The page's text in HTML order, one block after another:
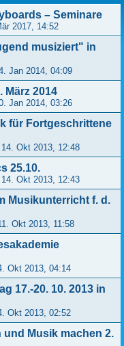
– Seminare
2017, 14:52
musiziert" in
Jan 2014, 04:09
März 2014
Jan 2014, 03:26
für Fortgeschrittene
14. Okt 2013, 12:48
25.10.
14. Okt 2013, 12:43
Musikunterricht f. d.
Okt 2013, 11:58
Okt 2013, 04:14
17.-20. 10. 2013 in
Okt 2013, 02:52
Musik machen 2.